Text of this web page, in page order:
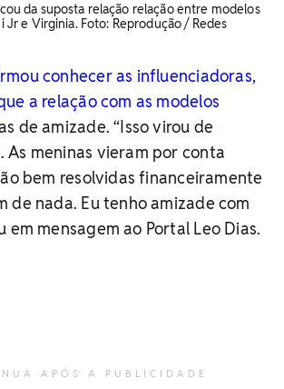
da suposta relação relação entre modelos
e Virginia. Foto: Reprodução / Redes
conhecer as influenciadoras,
a relação com as modelos
de amizade. “Isso virou de
As meninas vieram por conta
bem resolvidas financeiramente
de nada. Eu tenho amizade com
em mensagem ao Portal Leo Dias.
APÓS A PUBLICIDADE